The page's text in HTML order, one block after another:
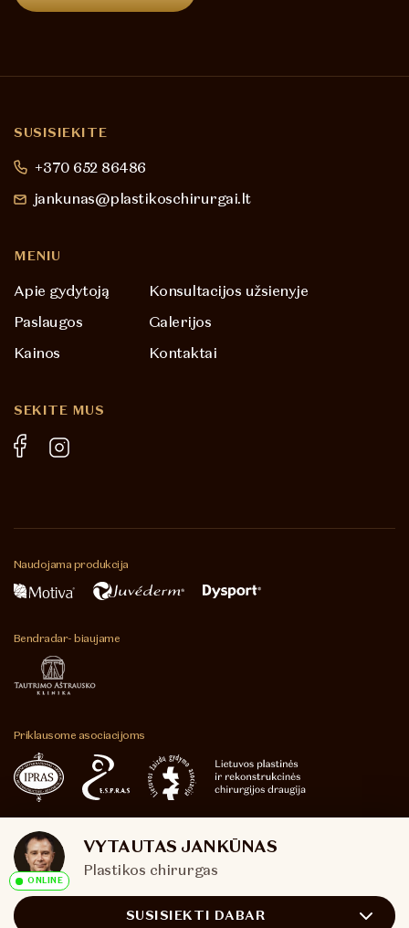
ONLINE
VYTAUTAS JANKŪNAS
Plastikos chirurgas
SUSISIEKTI DABAR
SUSISIEKITE
+370 652 86486
jankunas@plastikoschirurgai.lt
MENIU
Apie gydytoją
Konsultacijos užsienyje
Paslaugos
Galerijos
Kainos
Kontaktai
SEKITE MUS
Naudojama produkcija
Bendradar-biaujame
Priklausome asociacijoms
© 2026
UAB „Plastikos
chirurgai“